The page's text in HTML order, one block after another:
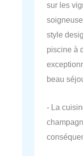
sur les
style
piscine à
beau
- La